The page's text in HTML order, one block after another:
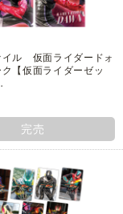
イル 仮面ライダードォ
【仮面ライダーゼッ
完売